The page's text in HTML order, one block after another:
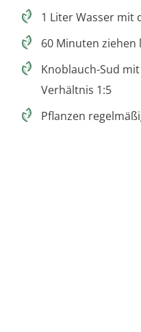
1 Liter Wasser mit
60 Minuten ziehen
Knoblauch-Sud
Verhältnis 1:5
Pflanzen